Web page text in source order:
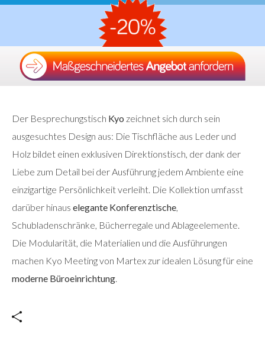
Der Besprechungstisch Kyo zeichnet sich durch sein
ausgesuchtes Design aus: Die Tischfläche aus Leder und
Holz bildet einen exklusiven Direktionstisch, der dank der
Liebe zum Detail bei der Ausführung jedem Ambiente eine
einzigartige Persönlichkeit verleiht. Die Kollektion umfasst
darüber hinaus elegante Konferenztische,
Schubladenschränke, Bücherregale und Ablageelemente.
Die Modularität, die Materialien und die Ausführungen
machen Kyo Meeting von Martex zur idealen Lösung für eine
moderne Büroeinrichtung.